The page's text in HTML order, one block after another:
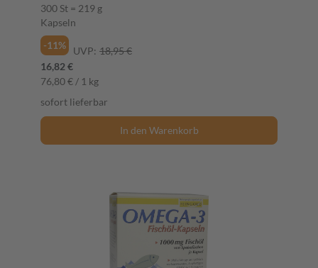
300 St = 219 g
Kapseln
-11%
UVP: 18,95 €
16,82 €
76,80 € / 1 kg
sofort lieferbar
In den Warenkorb